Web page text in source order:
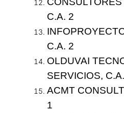
C.A. 2
C.A. 2
OLDUVAI
SERVICIOS,
ACMT
1